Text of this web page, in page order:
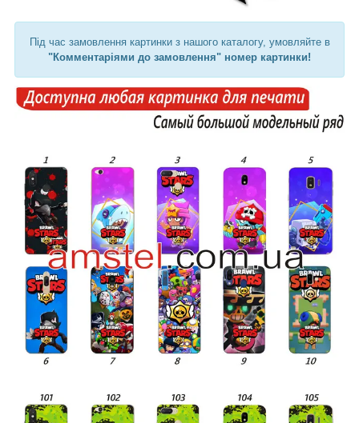
Під час замовлення картинки з нашого каталогу, умовляйте в
"Комментаріями до замовлення" номер картинки!